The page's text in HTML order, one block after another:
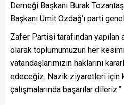
Derneği Başkanı Burak
Başkanı Ümit Özdağ’ı parti
Zafer Partisi tarafından yapılan
olarak toplumumuzun her
vatandaşlarımızın haklarını
edeceğiz. Nazik ziyaretleri için
çalışmalarında başarılar dileriz.”